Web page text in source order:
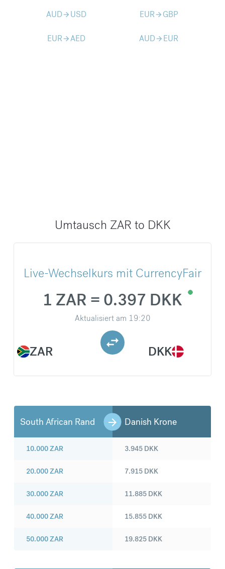
AUDarrow_forward USD EURarrow_forward GBP
EURarrow_forwardAED AUDarrow_forward EUR
Umtausch ZAR to DKK
Live-Wechselkurs mit CurrencyFair
ZAR
1 ZAR = 0.397 DKK
Aktualisiert am 19:20
DKK
South African Rand Danish Krone
10.000ZAR
20.000ZAR
30.000ZAR
40.000ZAR
50.000ZAR
3.945 DKK
7.915 DKK
11.885 DKK
15.855 DKK
19.825 DKK